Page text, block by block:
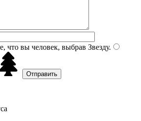
что вы человек, выбрав Звезду.